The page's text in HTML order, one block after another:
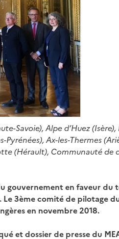
Savoie), Alpe d’Huez
Ax-les-Thermes
(Hérault), Communauté de
gouvernement en faveur du
3ème comité de pilotage
en novembre 2018.
et dossier de presse du